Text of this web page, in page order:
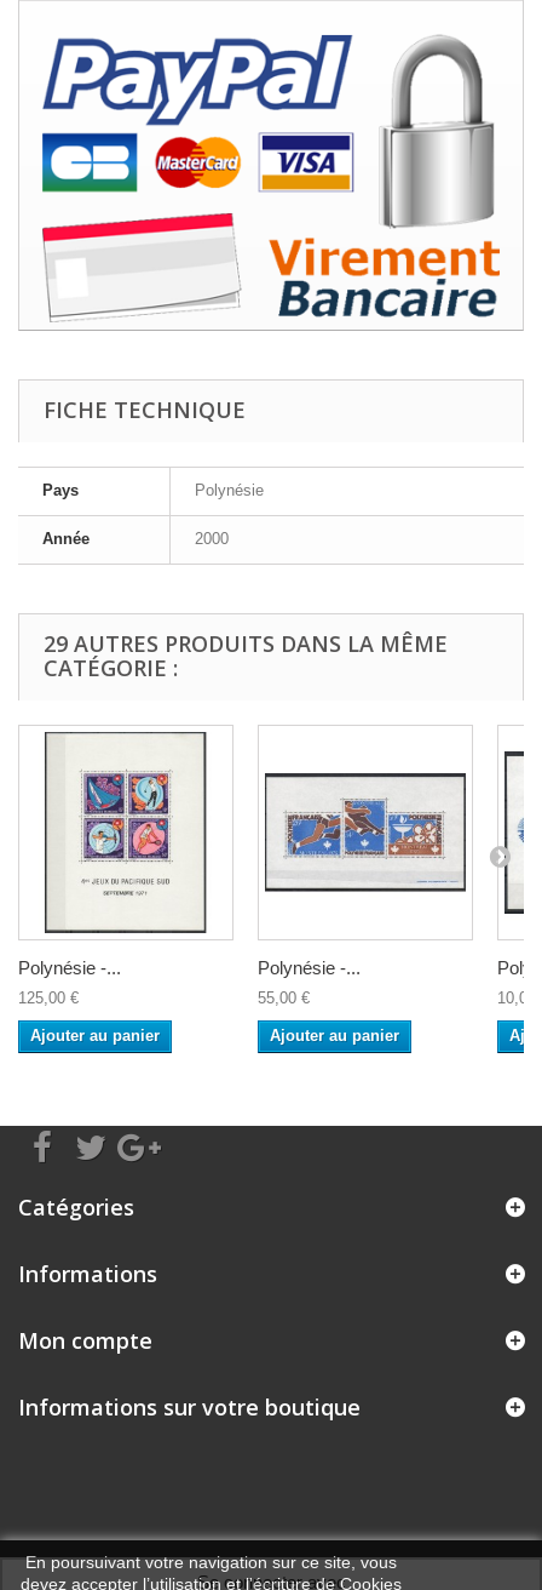
FICHE TECHNIQUE
Pays Polynésie
Année 2000
29 AUTRES PRODUITS DANS LA MÊME
CATÉGORIE :
Polynésie -...
125,00 €
Ajouter au panier
Polynésie -...
55,00 €
Ajouter au panier
10,00
Catégories
Informations
Mon compte
Informations sur votre boutique
En poursuivant votre navigation sur ce site, vous
devez accepter l’utilisation et l'écriture de Cookies
Se connecter avec